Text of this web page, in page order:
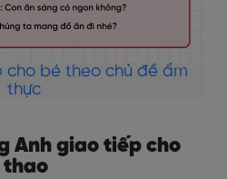
bé theo chủ đề ẩm
thực
Anh giao tiếp cho
thao